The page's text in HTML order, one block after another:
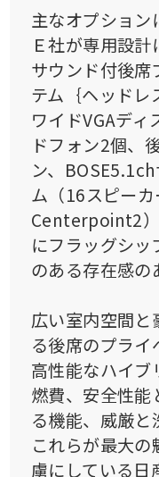
主なオプション
Ｅ社が専用設
サウンド付後席
テム｛ヘッドレ
ワイドVGAディ
ドフォン2個、
ン、
ム（16スピーカ
Centerpoint2）
にフラッグシ
のある存在感の
広い室内空間
る後席のプライ
高性能なハイブ
燃費、安全性能
る機能、威厳と
これらが最大
虜にしている日